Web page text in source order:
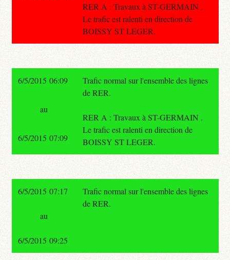
RER A : Travaux à ST-GERMAIN .
Le trafic est ralenti en direction de
BOISSY ST LEGER.
6/5/2015 06:09
Trafic normal sur l'ensemble des lignes
de RER.
RER A : Travaux à ST-GERMAIN .
Le trafic est ralenti en direction de
BOISSY ST LEGER.
au
6/5/2015 07:09
6/5/2015 07:17
Trafic normal sur l'ensemble des lignes
de RER.
au
6/5/2015 09:25